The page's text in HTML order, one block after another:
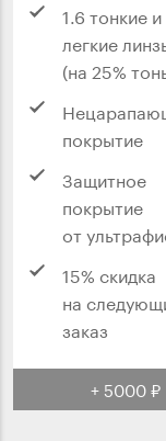
1.6 тонкие и
легкие
(на 25%
покрытие
Защитное
покрытие
от
15% скидка
на
заказ
+ 5000 ₽